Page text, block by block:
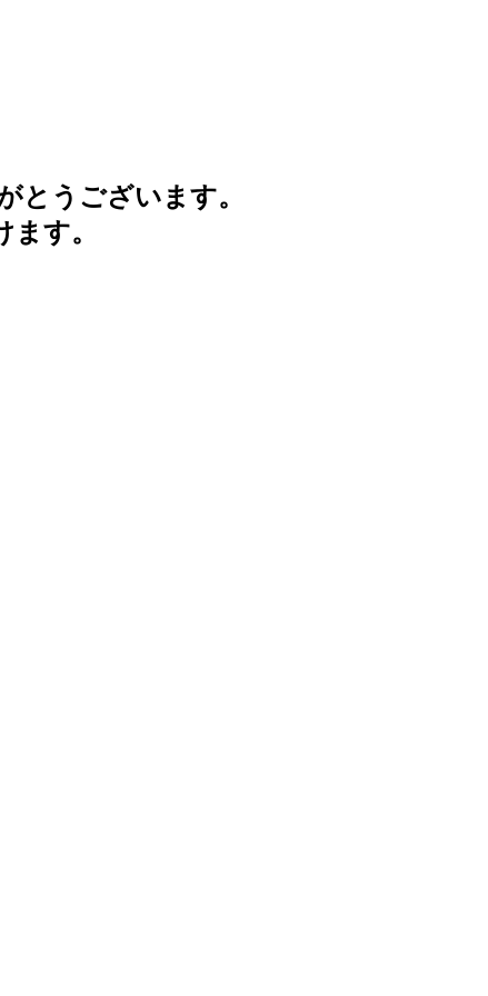
とうございます。
す。